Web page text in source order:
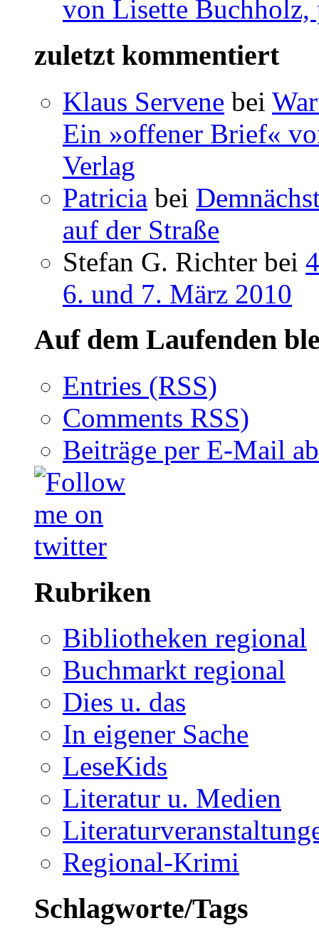
von Lisette Buchholz,
zuletzt kommentiert
Klaus Servene bei
Ein »offener Brief«
Verlag
Patricia bei
auf der Straße
Stefan G. Richter bei
6. und 7. März 2010
Auf dem Laufenden
Entries (RSS)
Comments RSS)
Beiträge per E-Mail
Rubriken
Bibliotheken regional
Buchmarkt regional
Dies u. das
In eigener Sache
LeseKids
Literatur u. Medien
Regional-Krimi
Schlagworte/Tags